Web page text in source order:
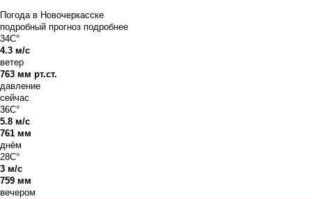
Погода в Новочеркасске
подробный прогноз подробнее
34C°
4.3 м/с
ветер
763 мм рт.ст.
давление
сейчас
36C°
5.8 м/с
761 мм
днём
28C°
3 м/с
759 мм
вечером